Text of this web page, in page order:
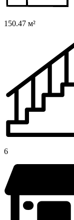
150.47 м²
6